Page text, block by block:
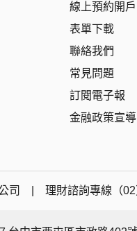
線上預約開戶
表單下載
聯絡我們
常見問題
訂閱電子報
金融政策宣導
公司 | 理財諮詢專線